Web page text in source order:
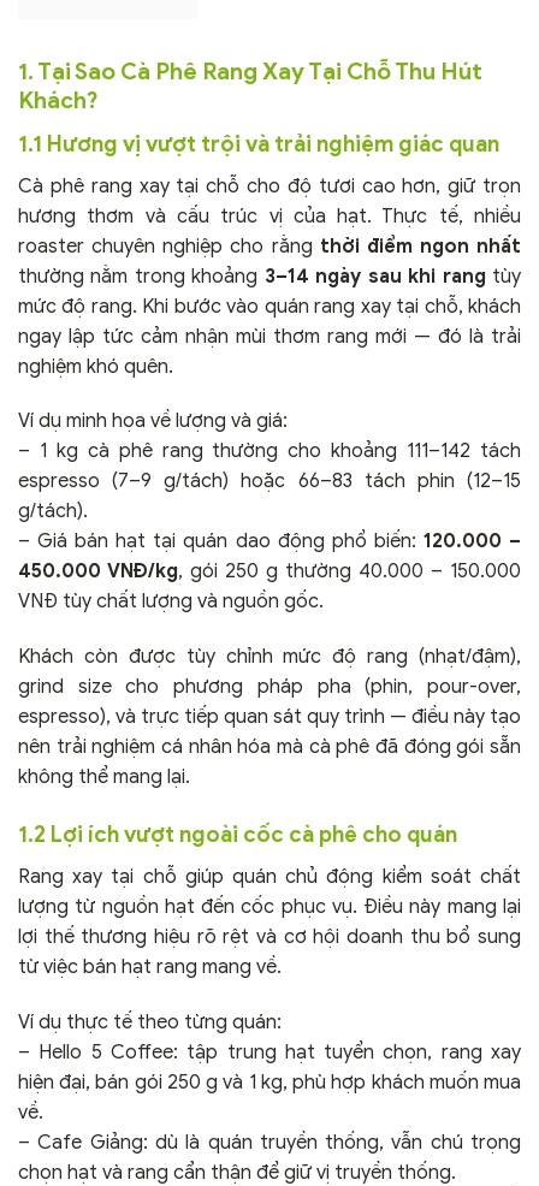
1. Tại Sao Cà Phê Rang Xay Tại Chỗ Thu Hút
Khách?
1.1 Hương vị vượt trội và trải nghiệm giác quan
Cà phê rang xay tại chỗ cho độ tươi cao hơn, giữ trọn
hương thơm và cấu trúc vị của hạt. Thực tế, nhiều
roaster chuyên nghiệp cho rằng thời điểm ngon nhất
thường nằm trong khoảng 3–14 ngày sau khi rang tùy
mức độ rang. Khi bước vào quán rang xay tại chỗ, khách
ngay lập tức cảm nhận mùi thơm rang mới — đó là trải
nghiệm khó quên.
Ví dụ minh họa về lượng và giá:
– 1 kg cà phê rang thường cho khoảng 111–142 tách
espresso (7–9 g/tách) hoặc 66–83 tách phin (12–15
g/tách).
– Giá bán hạt tại quán dao động phổ biến: 120.000 –
450.000 VNĐ/kg, gói 250 g thường 40.000 – 150.000
VNĐ tùy chất lượng và nguồn gốc.
Khách còn được tùy chỉnh mức độ rang (nhạt/đậm),
grind size cho phương pháp pha (phin, pour-over,
espresso), và trực tiếp quan sát quy trình — điều này tạo
nên trải nghiệm cá nhân hóa mà cà phê đã đóng gói sẵn
không thể mang lại.
1.2 Lợi ích vượt ngoài cốc cà phê cho quán
Rang xay tại chỗ giúp quán chủ động kiểm soát chất
lượng từ nguồn hạt đến cốc phục vụ. Điều này mang lại
lợi thế thương hiệu rõ rệt và cơ hội doanh thu bổ sung
từ việc bán hạt rang mang về.
Ví dụ thực tế theo từng quán:
– Hello 5 Coffee: tập trung hạt tuyển chọn, rang xay
hiện đại, bán gói 250 g và 1 kg, phù hợp khách muốn mua
về.
– Cafe Giảng: dù là quán truyền thống, vẫn chú trọng
chọn hạt và rang cẩn thận để giữ vị truyền thống.